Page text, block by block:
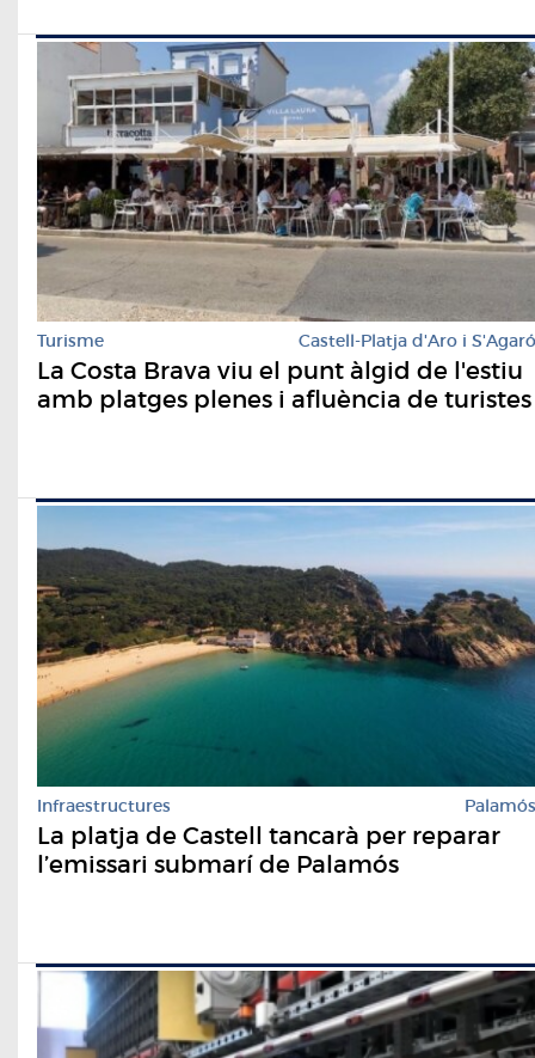
Turisme Castell-Platja d'Aro i S'Agaró
La Costa Brava viu el punt àlgid de l'estiu
amb platges plenes i afluència de turistes
Infraestructures Palamós
La platja de Castell tancarà per reparar
l’emissari submarí de Palamós